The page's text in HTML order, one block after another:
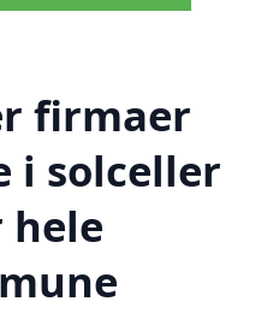
firmaer
i solceller
hele